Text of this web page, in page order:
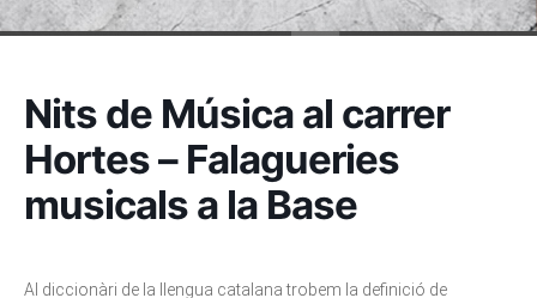
Nits de Música al carrer
Hortes – Falagueries
musicals a la Base
Al diccionàri de la llengua catalana trobem la definició de